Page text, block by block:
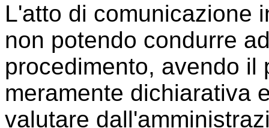
L'atto di comunicazione
non potendo condurre
procedimento, avendo il
meramente dichiarativa
valutare